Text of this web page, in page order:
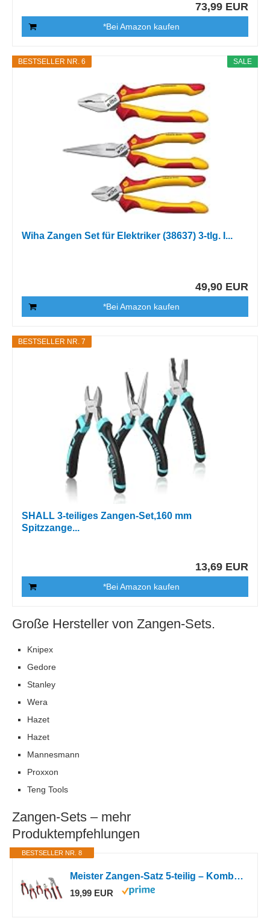
73,99 EUR
*Bei Amazon kaufen
SALE
BESTSELLER NR. 6
Wiha Zangen Set für Elektriker (38637) 3-tlg. I...
49,90 EUR
*Bei Amazon kaufen
BESTSELLER NR. 7
SHALL 3-teiliges Zangen-Set,160 mm
Spitzzange...
13,69 EUR
*Bei Amazon kaufen
Große Hersteller von Zangen-Sets.
Knipex
Gedore
Stanley
Wera
Hazet
Hazet
Mannesmann
Proxxon
Teng Tools
Zangen-Sets – mehr
Produktempfehlungen
BESTSELLER NR. 8
Meister Zangen-Satz 5-teilig – Kombizange – Seitenschneider
19,99 EUR